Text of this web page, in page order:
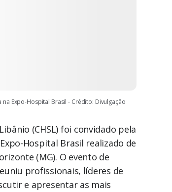
Expo-Hospital Brasil - Crédito: Divulgação
(CHSL) foi convidado pela
Hospital Brasil realizado de
(MG). O evento de
profissionais, líderes de
e apresentar as mais